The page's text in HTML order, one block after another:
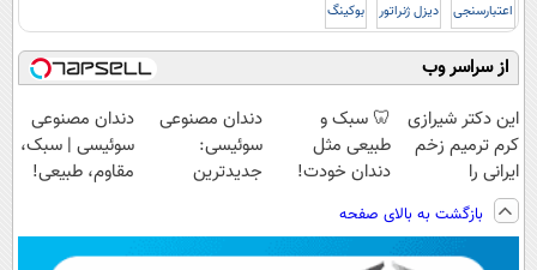
اعتبارسنجی دیزل ژنراتور بوکینگ
از سراسر وب
این دکتر شیرازی
کرم ترمیم زخم
ایرانی را
ساخت!!!
🦷 سبک و
طبیعی مثل
دندان خودت!
پرداخت اقساطی
💳 📍 تهران
دندان مصنوعی
سوئیسی:
جدیدترین
پرداخت قسطی
دندان مصنوعی
سوئیسی | سبک،
مقاوم، طبیعی!
اقساطی😍
بازگشت به بالای صفحه